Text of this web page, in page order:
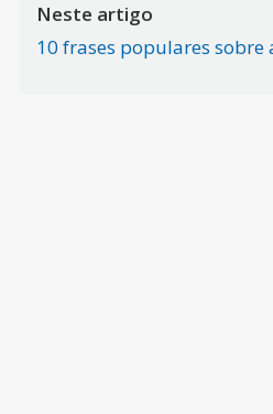
Neste artigo
10 frases populares sobre